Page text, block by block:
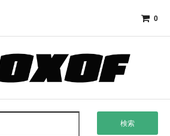
0
検索